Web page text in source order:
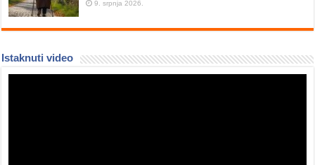
9. srpnja 2026.
Istaknuti video